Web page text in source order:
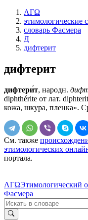
ΛΓΩ
этимологические
словарь Фасмера
Д
дифтерит
дифтерит
дифтери́т, народн.
diphthérite от лат.
кожа, шкура, пленка».
См. также
этимологических
портала.
ΛΓΩЭтимологический
Фасмера